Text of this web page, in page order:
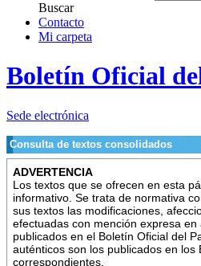
Buscar
Contacto
Mi carpeta
Boletín Oficial
Sede electrónica
Consulta de textos consolidados
ADVERTENCIA
Los textos que se ofrecen en esta
informativo. Se trata de normativa
sus textos las modificaciones,
efectuadas con mención expresa
publicados en el Boletín Oficial del
auténticos son los publicados en los
correspondientes.